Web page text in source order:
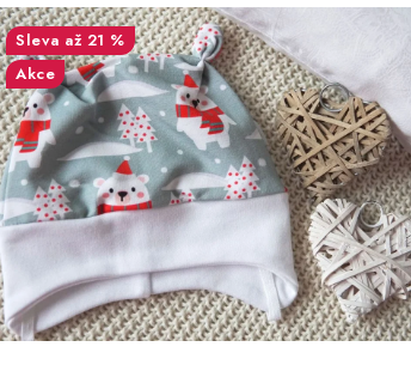
až 21 %
Akce